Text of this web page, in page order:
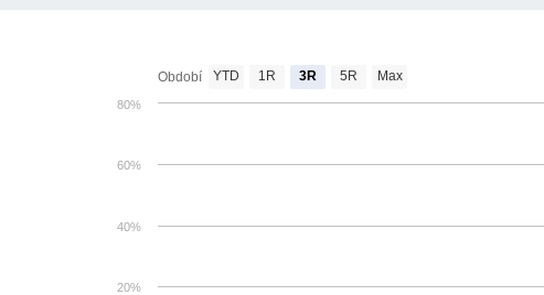
20%
40%
60%
80%
Období YTD 1R 3R 5R Max